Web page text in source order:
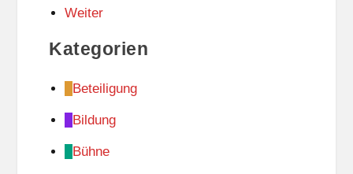
Weiter
Kategorien
Beteiligung
Bildung
Bühne